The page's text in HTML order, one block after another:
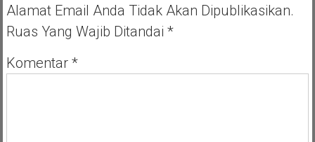
Seleksi
Bola
Alamat Email Anda Tidak Akan Dipublikasikan.
Ruas Yang Wajib Ditandai *
Komentar *